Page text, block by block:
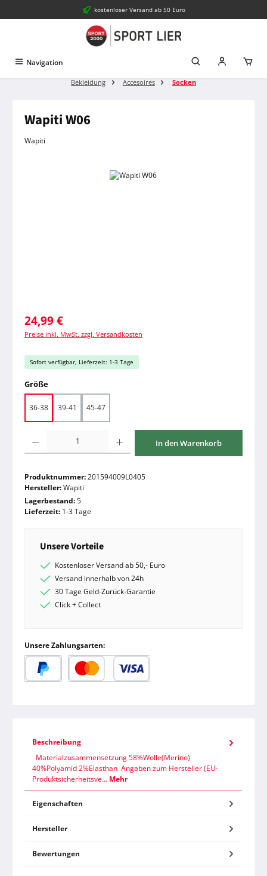
Zum Hauptinhalt springenkostenloser Versand ab 50 Euro
Navigation
Bekleidung Accesoires Socken
Wapiti W06
Wapiti
Bildergalerie überspringen
Regulärer Preis:
24,99 €
Preise inkl. MwSt. zzgl. Versandkosten
Sofort verfügbar, Lieferzeit: 1-3 Tage
Größeauswählen
36-38 39-41 45-47
In den Warenkorb
Produktnummer:201594009L0405
Hersteller:Wapiti
Lagerbestand:5
Lieferzeit: 1-3 Tage
Unsere Vorteile
Kostenloser Versand ab 50,- Euro
Versand innerhalb von 24h
30 Tage Geld-Zurück-Garantie
Click + Collect
Unsere Zahlungsarten:
Beschreibung
Materialzusammensetzung 58%Wolle(Merino)
40%Polyamid 2%Elasthan Angaben zum Hersteller (EU-
Produktsicherheitsve… Mehr
Eigenschaften
Hersteller
Bewertungen